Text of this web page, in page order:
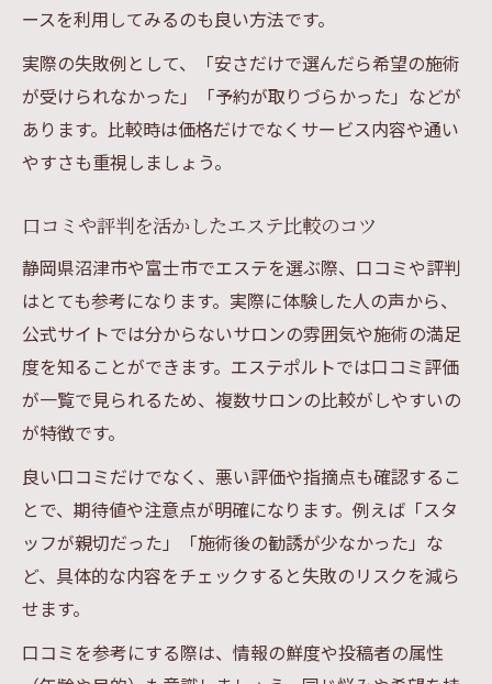
ースを利用してみるのも良い方法です。
実際の失敗例として、「安さだけで選んだら希望の施術
が受けられなかった」「予約が取りづらかった」などが
あります。比較時は価格だけでなくサービス内容や通い
やすさも重視しましょう。
口コミや評判を活かしたエステ比較のコツ
静岡県沼津市や富士市でエステを選ぶ際、口コミや評判
はとても参考になります。実際に体験した人の声から、
公式サイトでは分からないサロンの雰囲気や施術の満足
度を知ることができます。エステポルトでは口コミ評価
が一覧で見られるため、複数サロンの比較がしやすいの
が特徴です。
良い口コミだけでなく、悪い評価や指摘点も確認するこ
とで、期待値や注意点が明確になります。例えば「スタ
ッフが親切だった」「施術後の勧誘が少なかった」な
ど、具体的な内容をチェックすると失敗のリスクを減ら
せます。
口コミを参考にする際は、情報の鮮度や投稿者の属性